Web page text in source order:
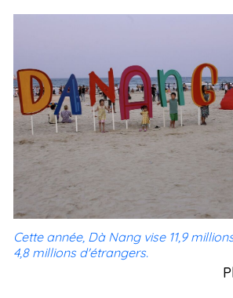
Cette année, Dà Nang vise 11,9
4,8 millions d'étrangers.